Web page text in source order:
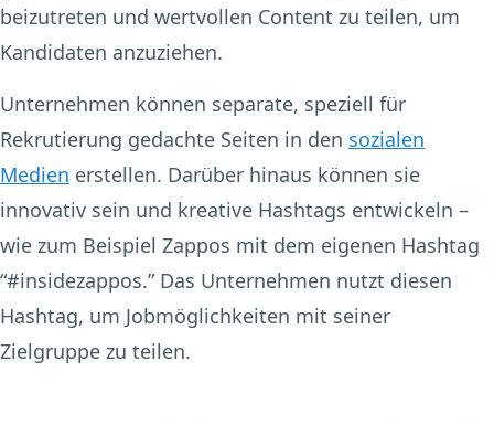
beizutreten und wertvollen Content zu teilen, um
Kandidaten anzuziehen.
Unternehmen können separate, speziell für
Rekrutierung gedachte Seiten in den sozialen
Medien erstellen. Darüber hinaus können sie
innovativ sein und kreative Hashtags entwickeln –
wie zum Beispiel Zappos mit dem eigenen Hashtag
“#insidezappos.” Das Unternehmen nutzt diesen
Hashtag, um Jobmöglichkeiten mit seiner
Zielgruppe zu teilen.